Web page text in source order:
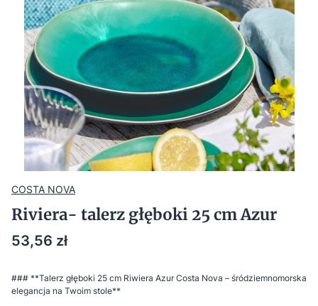
COSTA NOVA
Riviera- talerz głęboki 25 cm Azur
Cena
53,56 zł
### **Talerz głęboki 25 cm Riwiera Azur Costa Nova – śródziemnomorska
elegancja na Twoim stole**